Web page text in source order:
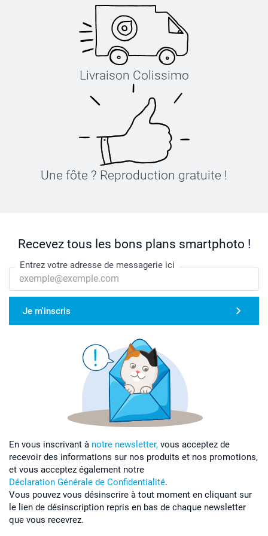
Livraison Colissimo
Une fôte ? Reproduction gratuite !
Recevez tous les bons plans smartphoto !
Entrez votre adresse de messagerie ici
Je m'inscris
En vous inscrivant à notre newsletter, vous acceptez de
recevoir des informations sur nos produits et nos promotions,
et vous acceptez également notre
Déclaration Générale de Confidentialité.
Vous pouvez vous désinscrire à tout moment en cliquant sur
le lien de désinscription repris en bas de chaque newsletter
que vous recevrez.